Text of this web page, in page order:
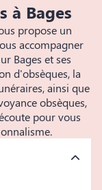
à Bages
propose un
accompagner
Bages et ses
d'obsèques, la
ainsi que
obsèques,
pour vous